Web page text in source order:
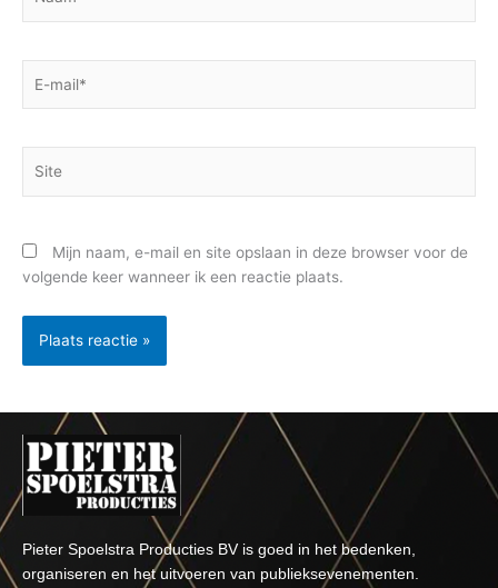
mail*
Mijn naam, e-mail en site opslaan in deze browser voor de
volgende keer wanneer ik een reactie plaats.
Pieter Spoelstra Producties BV is goed in het bedenken,
organiseren en het uitvoeren van publieksevenementen.